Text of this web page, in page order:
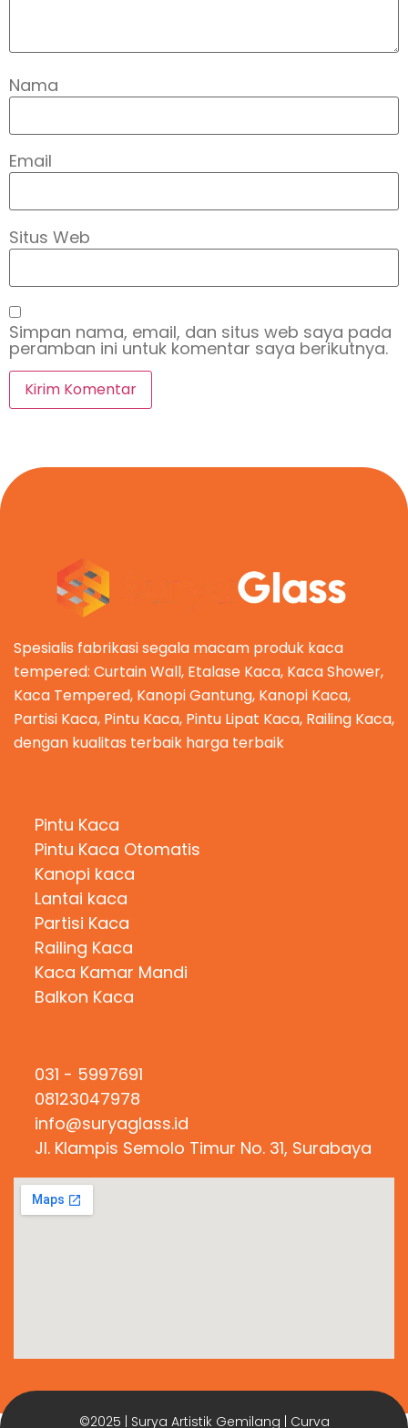
Nama
Email
Situs Web
Simpan nama, email, dan situs web saya pada
peramban ini untuk komentar saya berikutnya.
Spesialis fabrikasi segala macam produk kaca
tempered: Curtain Wall, Etalase Kaca, Kaca Shower,
Kaca Tempered, Kanopi Gantung, Kanopi Kaca,
Partisi Kaca, Pintu Kaca, Pintu Lipat Kaca, Railing Kaca,
dengan kualitas terbaik harga terbaik
Pintu Kaca
Pintu Kaca Otomatis
Kanopi kaca
Lantai kaca
Partisi Kaca
Railing Kaca
Kaca Kamar Mandi
Balkon Kaca
031 - 5997691
08123047978
info@suryaglass.id
Jl. Klampis Semolo Timur No. 31, Surabaya
©2025 | Surya Artistik Gemilang | Curva